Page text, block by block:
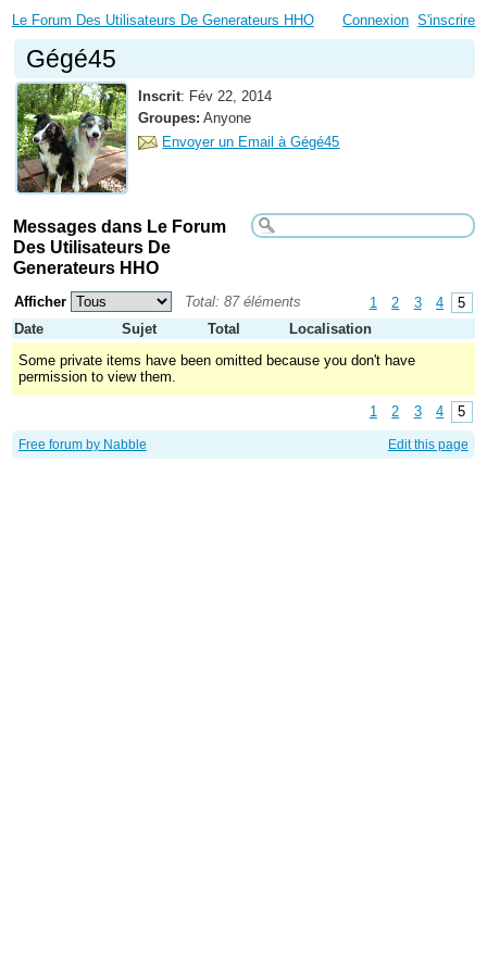
Le Forum Des Utilisateurs De Generateurs HHO Connexion S'inscrire
Gégé45
Inscrit: Fév 22, 2014
Groupes: Anyone
Envoyer un Email à Gégé45
Messages dans Le Forum
Des Utilisateurs De
Generateurs HHO
1 2 3 4 5
Afficher
Total: 87 éléments
Date
Sujet Total
Localisation
Some private items have been omitted because you don't have
permission to view them.
1 2 3 4 5
Free forum by Nabble Edit this page